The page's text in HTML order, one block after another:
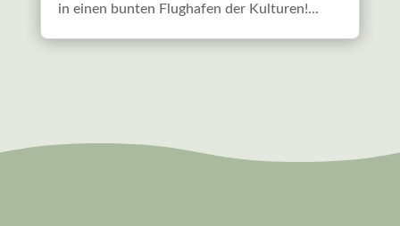
in einen bunten Flughafen der Kulturen!...